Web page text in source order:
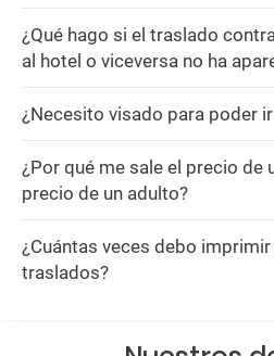
¿Qué hago si el traslado
al hotel o viceversa no ha
¿Necesito visado para poder ir
¿Por qué me sale el precio de
precio de un adulto?
¿Cuántas veces debo
traslados?